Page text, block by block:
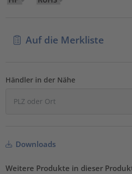
Auf die Merkliste
Händler in der Nähe
Downloads
Weitere Produkte in dieser